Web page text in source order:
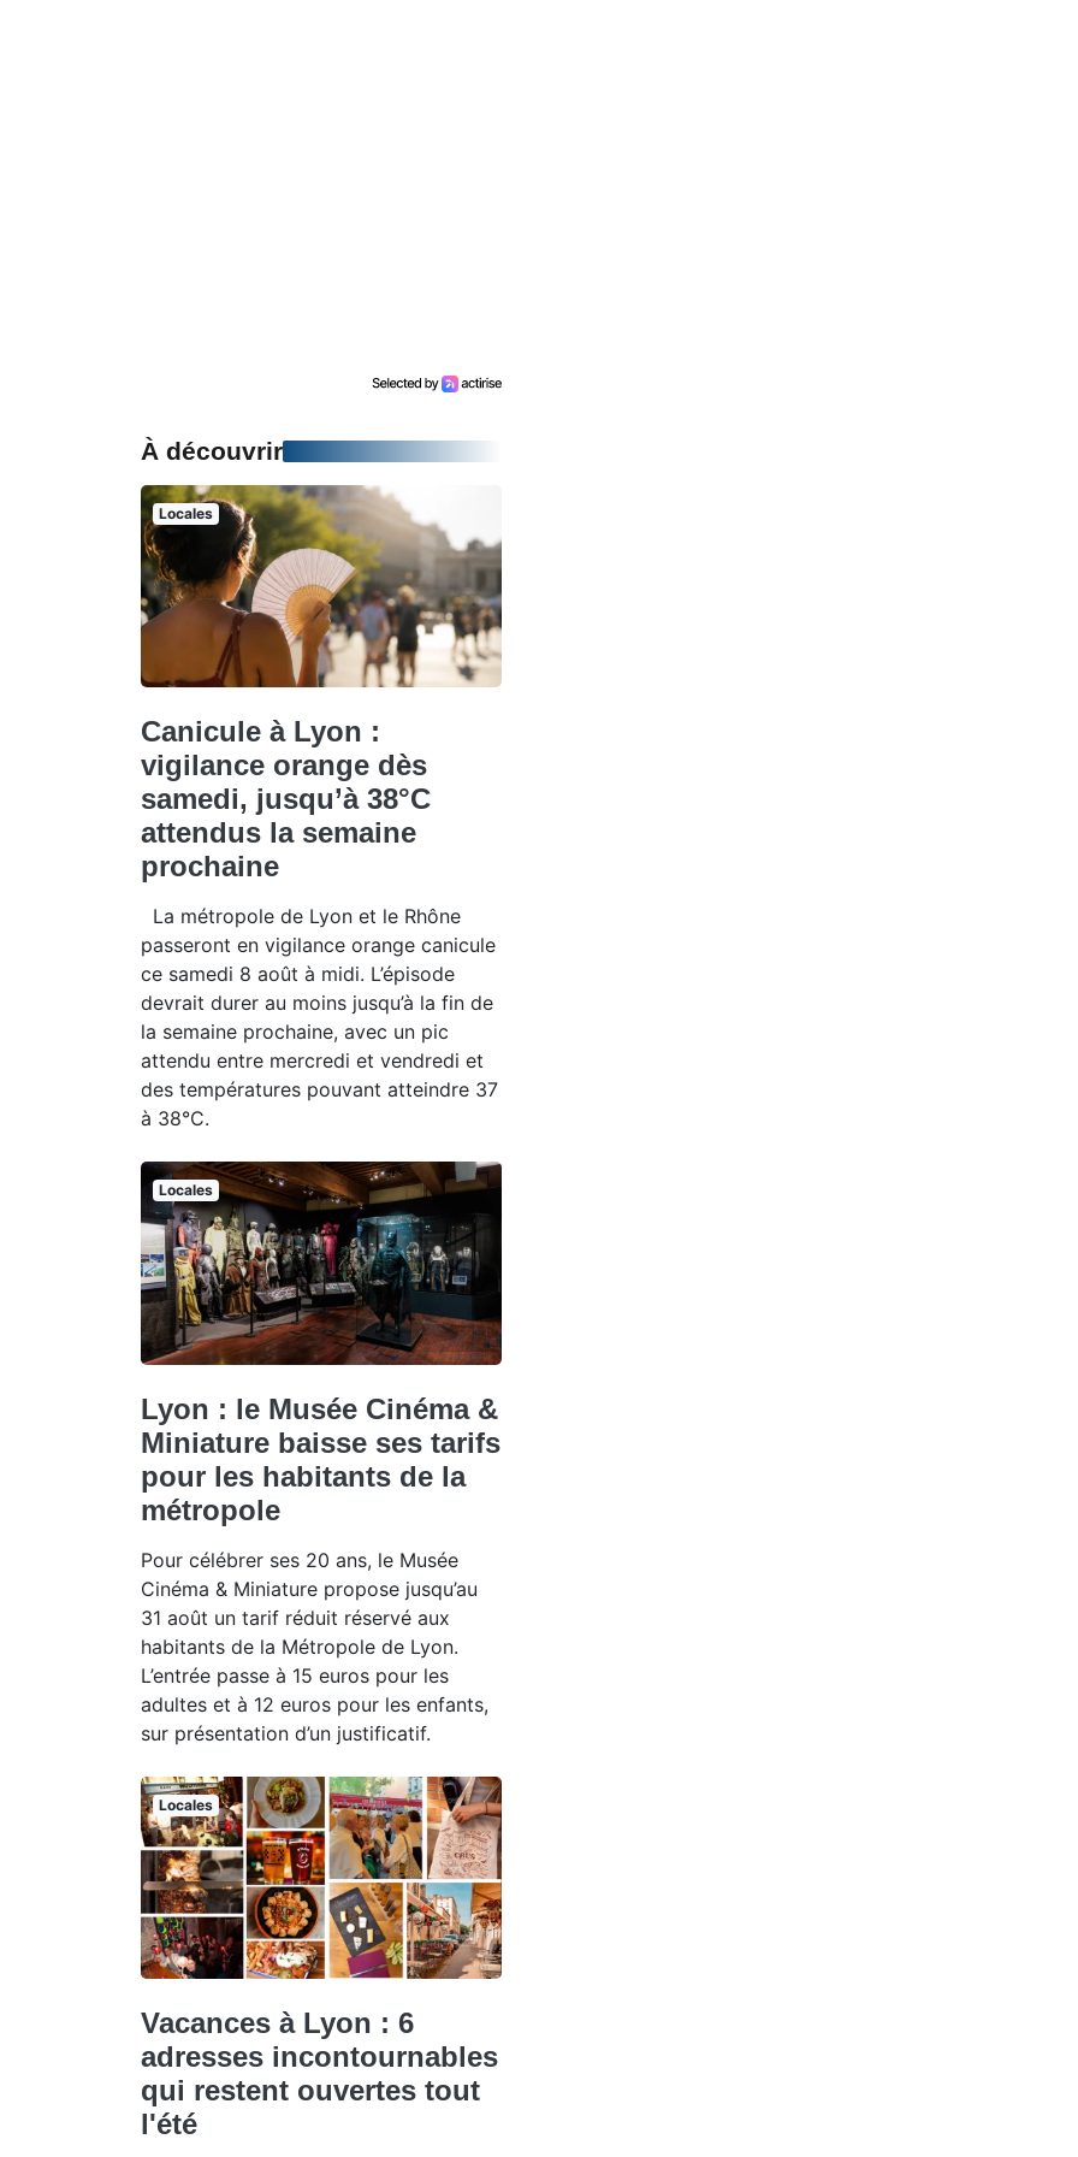
À découvrir
Locales
Canicule à Lyon :
vigilance orange dès
samedi, jusqu’à 38°C
attendus la semaine
prochaine
La métropole de Lyon et le Rhône
passeront en vigilance orange canicule
ce samedi 8 août à midi. L’épisode
devrait durer au moins jusqu’à la fin de
la semaine prochaine, avec un pic
attendu entre mercredi et vendredi et
des températures pouvant atteindre 37
à 38°C.
Locales
Lyon : le Musée Cinéma &
Miniature baisse ses tarifs
pour les habitants de la
métropole
Pour célébrer ses 20 ans, le Musée
Cinéma & Miniature propose jusqu’au
31 août un tarif réduit réservé aux
habitants de la Métropole de Lyon.
L’entrée passe à 15 euros pour les
adultes et à 12 euros pour les enfants,
sur présentation d’un justificatif.
Locales
Vacances à Lyon : 6
adresses incontournables
qui restent ouvertes tout
l'été